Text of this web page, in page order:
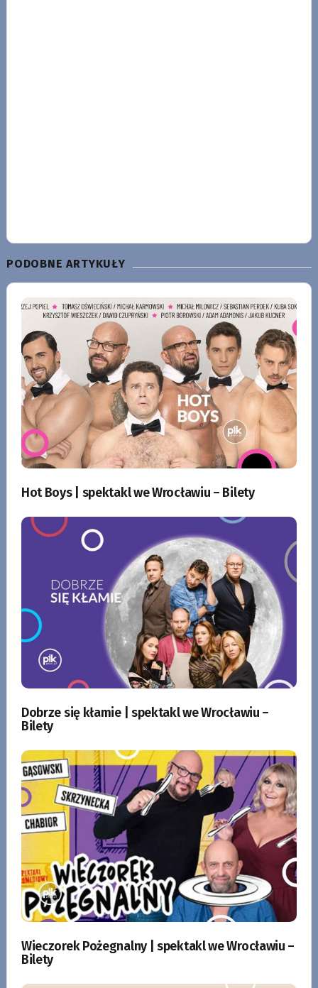
PODOBNE ARTYKUŁY
Hot Boys | spektakl we Wrocławiu – Bilety
Dobrze się kłamie | spektakl we Wrocławiu –
Bilety
Wieczorek Pożegnalny | spektakl we Wrocławiu –
Bilety